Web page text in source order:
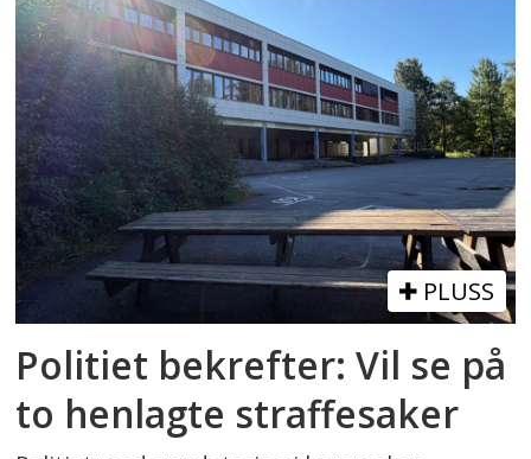
PLUSS
Politiet bekrefter: Vil se på
to henlagte straffesaker